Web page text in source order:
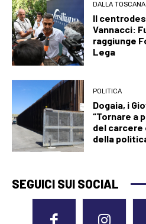
DALLA TOSCANA
Il
Vannacci:
raggiunge
Lega
POLITICA
Dogaia, i
“Tornare a
del carcere
della
SEGUICI SUI SOCIAL